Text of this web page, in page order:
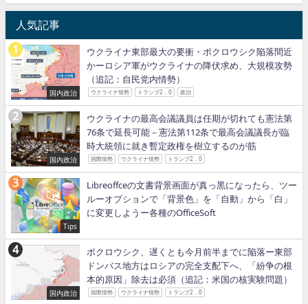
人気記事
国内政治
ウクライナ東部最大の要衝・ポクロウシク陥落間近
かーロシア軍がウクライナの降伏求め、大規模攻勢
（追記：自民党内情勢）
ウクライナ情勢 トランプ2．0 政治
国内政治
ウクライナの最高会議議員は任期が切れても憲法第
76条で延長可能－憲法第112条で最高会議議長が臨
時大統領に就き暫定政権を樹立するのが筋
国際情勢 ウクライナ情勢 トランプ2．0
Tips
Libreoffceの文書背景画面が真っ黒になったら、ツー
ルーオプションで「背景色」を「自動」から「白」
に変更しようー各種のOfficeSoft
国内政治
ポクロウシク、遅くとも今月前半までに陥落ー東部
ドンバス地方はロシアの完全支配下へ、「紛争の根
本的原因」除去は必須（追記：米国の核実験問題）
国際情勢 ウクライナ情勢 トランプ2．0